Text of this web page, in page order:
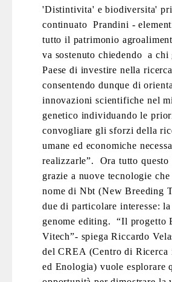
'Distintivita' e biodiversita'
continuato Prandini -
tutto il patrimonio
va sostenuto chiedendo a chi
Paese di investire nella
consentendo dunque di
innovazioni scientifiche nel
genetico individuando le
convogliare gli sforzi della
umane ed economiche
realizzarle”. Ora tutto questo
grazie a nuove tecnologie
nome di Nbt (New Breeding
due di particolare interesse:
genome editing. “Il progetto
Vitech”- spiega Riccardo
del CREA (Centro di
ed Enologia) vuole esplorare